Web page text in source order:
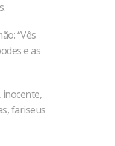
“Vês
e as
inocente,
fariseus